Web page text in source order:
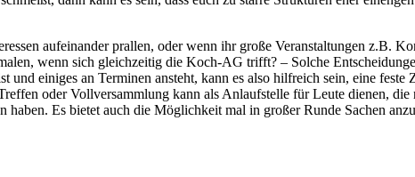
aufeinander prallen, oder wenn ihr große Veranstaltungen z.B.
wenn sich gleichzeitig die Koch-AG trifft? – Solche
einiges an Terminen ansteht, kann es also hilfreich sein, eine feste
oder Vollversammlung kann als Anlaufstelle für Leute dienen,
Es bietet auch die Möglichkeit mal in großer Runde Sachen